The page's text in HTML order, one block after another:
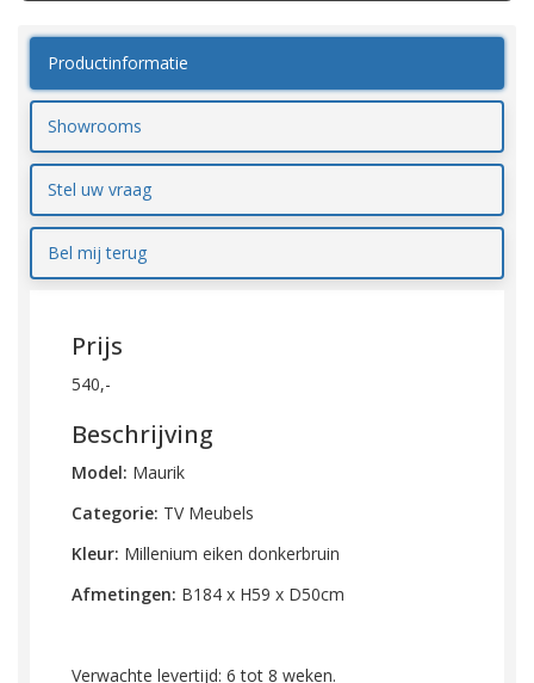
Productinformatie
Showrooms
Stel uw vraag
Bel mij terug
Prijs
540,-
Beschrijving
Model: Maurik
Categorie: TV Meubels
Kleur: Millenium eiken donkerbruin
Afmetingen: B184 x H59 x D50cm
Verwachte levertijd: 6 tot 8 weken.